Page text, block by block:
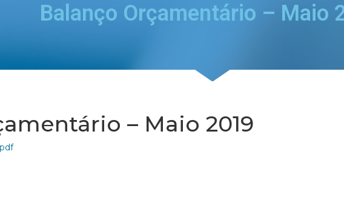
Balanço Orçamentário – Maio
– Maio 2019